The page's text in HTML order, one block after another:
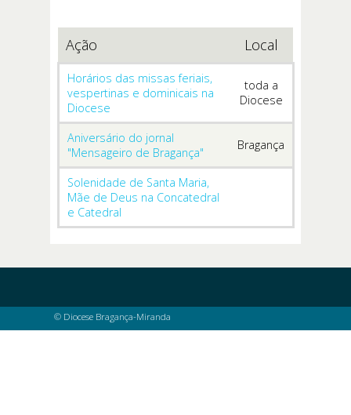
Ação Local
Horários das missas feriais,
vespertinas e dominicais na
Diocese
toda a
Diocese
Aniversário do jornal
"Mensageiro de Bragança"
Bragança
Solenidade de Santa Maria,
Mãe de Deus na Concatedral
e Catedral
© Diocese Bragança-Miranda